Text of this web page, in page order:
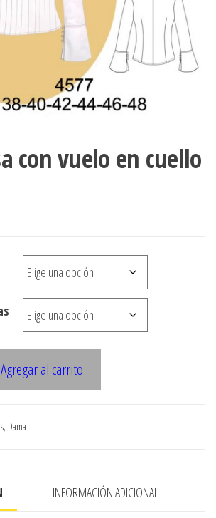
accumark ,
pdf , Moldes
Gerber ,
ropa,
Graduaciones,
Ploteo y
Digitalización
accumark,
pdf, Moldes
Accumark
Chile.
con vuelo en cuello
Agregar al carrito
, Dama
INFORMACIÓN ADICIONAL